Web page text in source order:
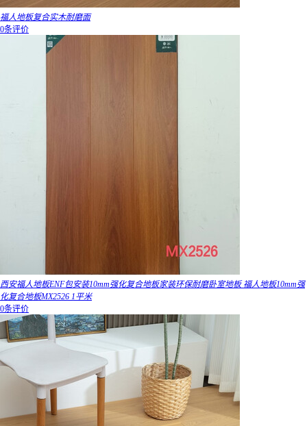
福人地板复合实木耐磨面
0条评价
西安福人地板ENF包安装10mm强化复合地板家装环保耐磨卧室地板 福人地板10mm强
化复合地板MX2526 1平米
0条评价